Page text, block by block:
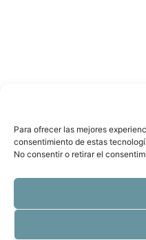
Para ofrecer las mejores
consentimiento de estas
No consentir o retirar el